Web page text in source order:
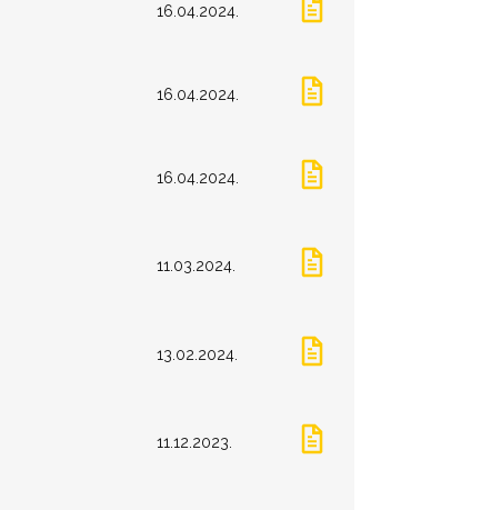
16.04.2024.
16.04.2024.
16.04.2024.
11.03.2024.
13.02.2024.
11.12.2023.